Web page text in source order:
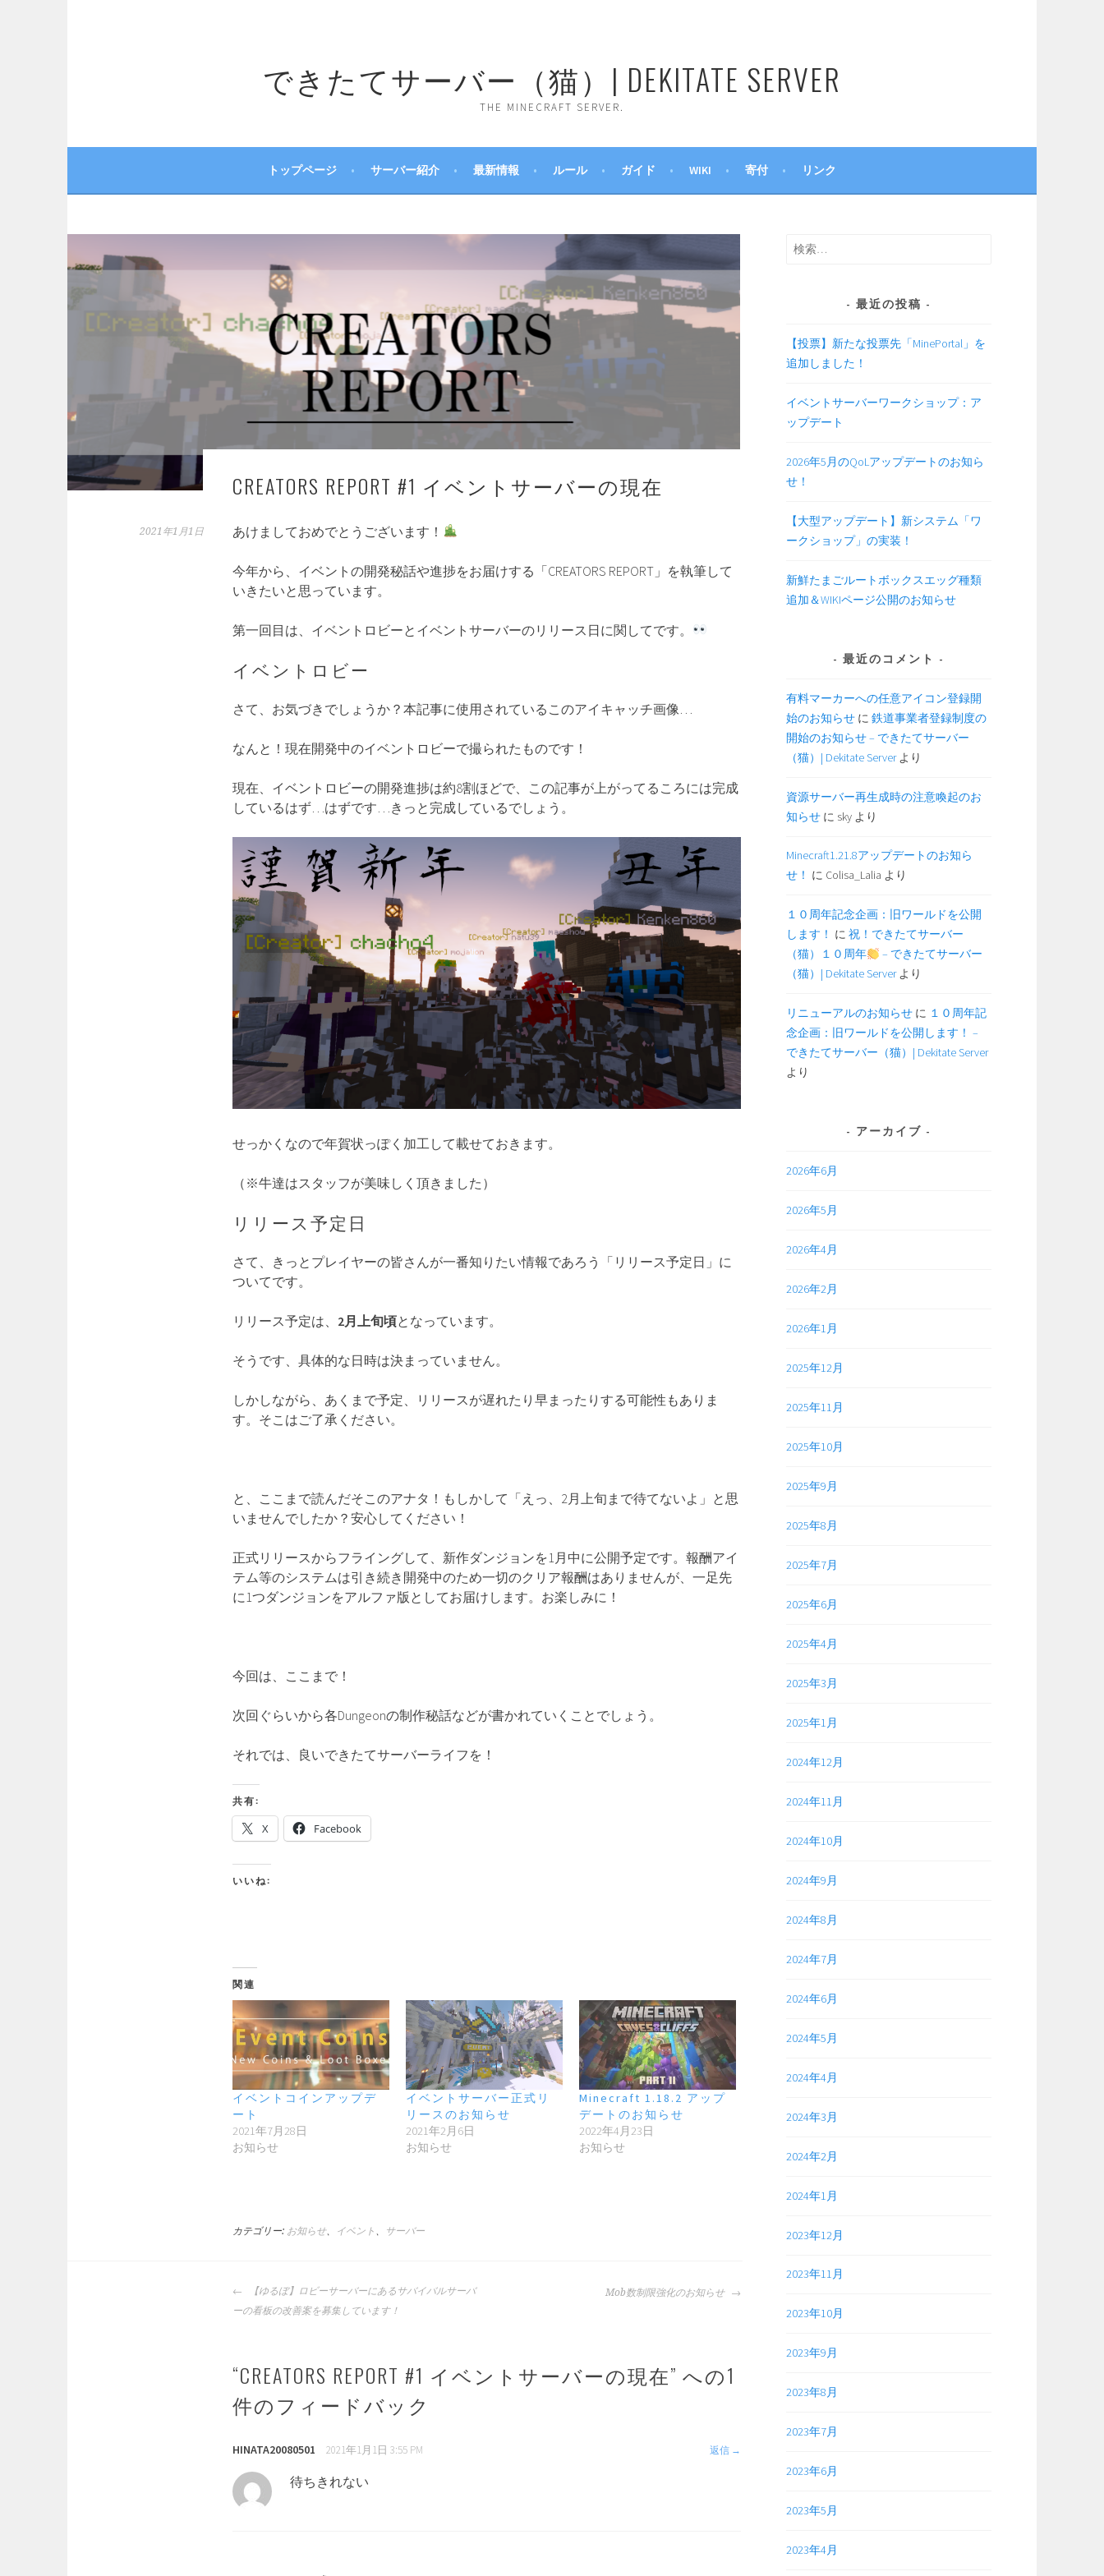
キ
できたてサーバー（猫）| DEKITATE SERVER
THE MINECRAFT SERVER.
トップページ サーバー紹介 最新情報 ルール ガイド WIKI 寄付 リンク
CREATORS REPORT #1 イベントサーバーの現在
2021年1月1日 あけましておめでとうございます！
今年から、イベントの開発秘話や進捗をお届けする「CREATORS REPORT」を執筆して
いきたいと思っています。
第一回目は、イベントロビーとイベントサーバーのリリース日に関してです。
イベントロビー
さて、お気づきでしょうか？本記事に使用されているこのアイキャッチ画像…
なんと！現在開発中のイベントロビーで撮られたものです！
現在、イベントロビーの開発進捗は約8割ほどで、この記事が上がってるころには完成
しているはず…はずです…きっと完成しているでしょう。
せっかくなので年賀状っぽく加工して載せておきます。
（※牛達はスタッフが美味しく頂きました）
リリース予定日
さて、きっとプレイヤーの皆さんが一番知りたい情報であろう「リリース予定日」に
ついてです。
リリース予定は、 2月上旬頃となっています。
そうです、具体的な日時は決まっていません。
しかしながら、あくまで予定、リリースが遅れたり早まったりする可能性もありま
す。そこはご了承ください。
と、ここまで読んだそこのアナタ！もしかして「えっ、2月上旬まで待てないよ」と思
いませんでしたか？安心してください！
正式リリースからフライングして、新作ダンジョンを1月中に公開予定です。報酬アイ
テム等のシステムは引き続き開発中のため一切のクリア報酬はありませんが、一足先
に1つダンジョンをアルファ版としてお届けします。お楽しみに！
今回は、ここまで！
次回ぐらいから各Dungeonの制作秘話などが書かれていくことでしょう。
それでは、良いできたてサーバーライフを！
共有:
X Facebook
いいね:
関連
イベントコインアップデ
ート
2021年7月28日
お知らせ
イベントサーバー正式リ
リースのお知らせ
2021年2月6日
お知らせ
Minecraft 1.18.2 アップ
デートのお知らせ
2022年4月23日
お知らせ
カテゴリー: お知らせ、 イベント サーバー
投
稿
ゲ
ー
シ
ン
【ゆるぼ】ロビーサーバーにあるサバイバルサーバ
ーの看板の改善案を募集しています！
Mob数制限強化のお知らせ
“CREATORS REPORT #1 イベントサーバーの現在” への1
件のフィードバック
HINATA20080501 2021年1月1日 3:55 PM 返信
待ちきれない
検
最近の投稿
【投票】新たな投票先「MinePortal」を
追加しました！
イベントサーバーワークショップ：ア
ップデート
2026年5月のQoLアップデートのお知ら
せ！
【大型アップデート】新システム「ワ
ークショップ」の実装！
新鮮たまごルートボックスエッグ種類
追加＆WIKIページ公開のお知らせ
最近のコメント
有料マーカーへの任意アイコン登録開
始のお知らせ に 鉄道事業者登録制度の
開始のお知らせ – できたてサーバー
（猫）| Dekitate Serverより
資源サーバー再生成時の注意喚起のお
知らせ に sky より
Minecraft1.21.8アップデートのお知ら
せ！ に Colisa_Lalia より
１０周年記念企画：旧ワールドを公開
します！ に 祝！できたてサーバー
（猫）１０周年
– できたてサーバー
（猫）| Dekitate Serverより
リニューアルのお知らせ に １０周年記
念企画：旧ワールドを公開します！ –
できたてサーバー（猫）| Dekitate Server
より
アーカイブ
2026年6月
2026年5月
2026年4月
2026年2月
2026年1月
2025年12月
2025年11月
2025年10月
2025年9月
2025年8月
2025年7月
2025年6月
2025年4月
2025年3月
2025年1月
2024年12月
2024年11月
2024年10月
2024年9月
2024年8月
2024年7月
2024年6月
2024年5月
2024年4月
2024年3月
2024年2月
2024年1月
2023年12月
2023年11月
2023年10月
2023年9月
2023年8月
2023年7月
2023年6月
2023年5月
2023年4月